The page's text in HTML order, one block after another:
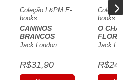
Coleção L&PM E-
books
CANINOS
BRANCOS
Jack London
R$31,90
Coleção
books
O
Jack